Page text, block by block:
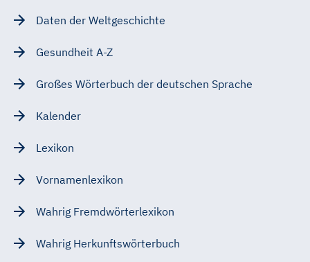
Daten der Weltgeschichte
Gesundheit A-Z
Großes Wörterbuch der deutschen Sprache
Kalender
Lexikon
Vornamenlexikon
Wahrig Fremdwörterlexikon
Wahrig Herkunftswörterbuch